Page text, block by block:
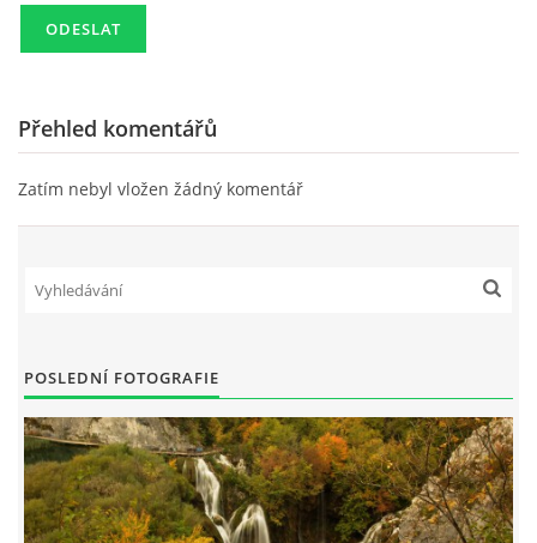
Přehled komentářů
Zatím nebyl vložen žádný komentář
POSLEDNÍ FOTOGRAFIE